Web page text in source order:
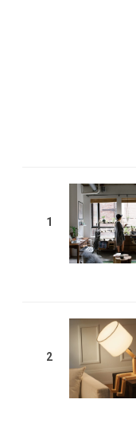
1
2